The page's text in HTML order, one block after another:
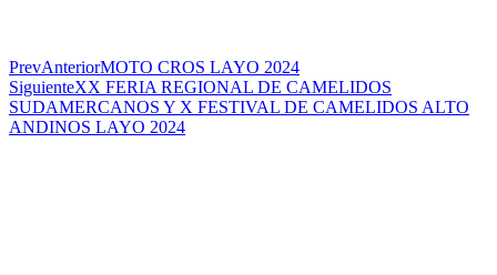
PrevAnteriorMOTO CROS LAYO 2024
SiguienteXX FERIA REGIONAL DE CAMELIDOS
SUDAMERCANOS Y X FESTIVAL DE CAMELIDOS ALTO
ANDINOS LAYO 2024